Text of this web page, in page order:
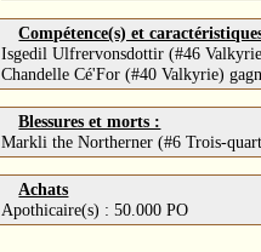
Compétence(s) et
Isgedil Ulfrervonsdottir (#46
Chandelle Cé'For (#40 Valkyrie)
Blessures et morts :
Markli the Northerner (#6 Trois-
Achats
Apothicaire(s) : 50.000 PO